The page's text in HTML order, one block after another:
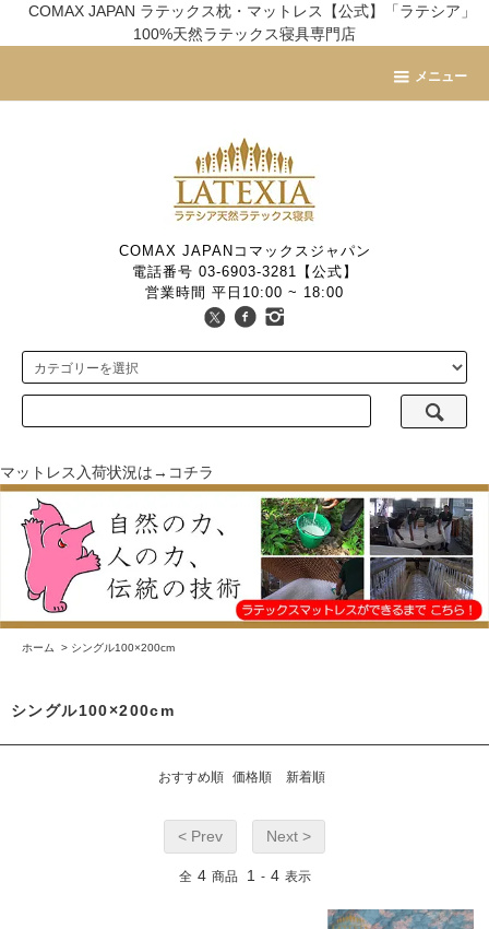
COMAX JAPAN ラテックス枕・マットレス【公式】「ラテシア」
100%天然ラテックス寝具専門店
メニュー
COMAX JAPANコマックスジャパン
電話番号 03-6903-3281【公式】
営業時間 平日10:00 ~ 18:00
マットレス入荷状況は→コチラ
ホーム > シングル100×200cm
シングル100×200cm
おすすめ順 価格順 新着順
< Prev Next >
全 4 商品 1 - 4 表示